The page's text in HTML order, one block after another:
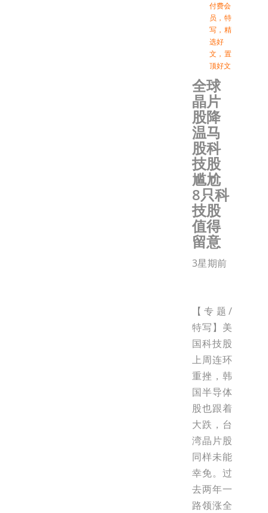
付费会
员 ， 特
写 ， 精
选好
文 ， 置
顶好文
全球
晶片
股降
温马
股科
技股
尴尬
8只科
技股
值得
留意
3星期前
【专题/
特写】美
国科技股
上周连环
重挫，韩
国半导体
股也跟着
大跌，台
湾晶片股
同样未能
幸免。过
去两年一
路领涨全